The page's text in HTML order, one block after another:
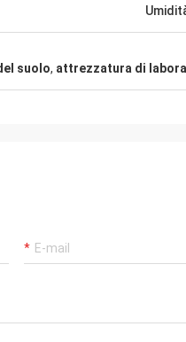
suolo, attrezzatura di